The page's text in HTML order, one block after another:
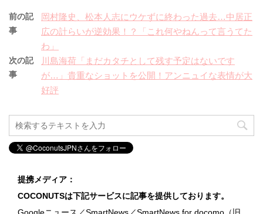
前の記
事
岡村隆史、松本人志にウケずに終わった過去…中居正
広の計らいが逆効果！？「これ何やねんって言うてた
わ」
次の記
事
川島海荷「まだカタチとして残す予定はないです
が…」貴重なショットを公開！アンニュイな表情が大
好評
提携メディア：
COCONUTSは下記サービスに記事を提供しております。